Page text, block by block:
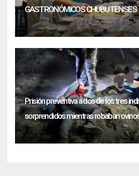
GASTRONÓMICOS CHUBUTENSES
Prisión preventiva a dos de los tres
sorprendidos mientras robaban